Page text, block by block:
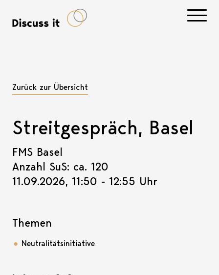
Zurück zur Übersicht
Streitgespräch, Basel
FMS Basel
Anzahl SuS: ca. 120
11.09.2026, 11:50 - 12:55 Uhr
Themen
Neutralitätsinitiative